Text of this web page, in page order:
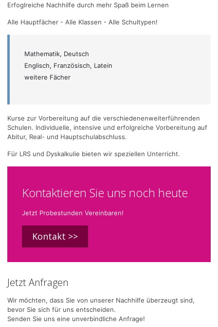
Erfoglreiche Nachhilfe durch mehr Spaß beim Lernen
Alle Hauptfächer - Alle Klassen - Alle Schultypen!
Mathematik, Deutsch
Englisch, Französisch, Latein
weitere Fächer
Kurse zur Vorbereitung auf die verschiedenenweiterführenden
Schulen. Individuelle, intensive und erfolgreiche Vorbereitung auf
Abitur, Real- und Hauptschulabschluss.
Für LRS und Dyskalkulie bieten wir speziellen Unterricht.
Kontaktieren Sie uns noch heute
Jetzt Probestunden Vereinbaren!
Kontakt >>
Jetzt Anfragen
Wir möchten, dass Sie von unserer Nachhilfe überzeugt sind,
bevor Sie sich für uns entscheiden.
Senden Sie uns eine unverbindliche Anfrage!